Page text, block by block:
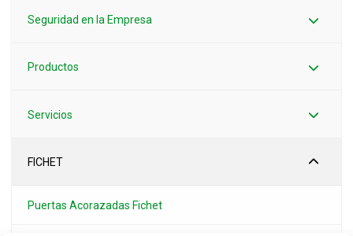
Seguridad en la Empresa
Productos
Servicios
FICHET
Puertas Acorazadas Fichet